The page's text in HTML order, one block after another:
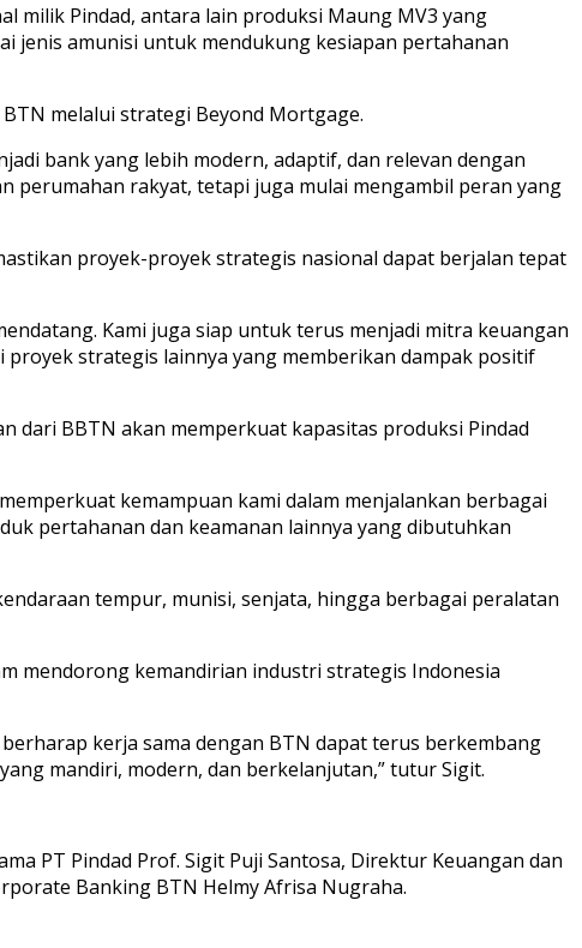
milik Pindad, antara lain produksi Maung MV3 yang
jenis amunisi untuk mendukung kesiapan pertahanan
melalui strategi Beyond Mortgage.
bank yang lebih modern, adaptif, dan relevan dengan
perumahan rakyat, tetapi juga mulai mengambil peran yang
proyek-proyek strategis nasional dapat berjalan tepat
Kami juga siap untuk terus menjadi mitra keuangan
strategis lainnya yang memberikan dampak positif
dari BBTN akan memperkuat kapasitas produksi Pindad
kemampuan kami dalam menjalankan berbagai
pertahanan dan keamanan lainnya yang dibutuhkan
tempur, munisi, senjata, hingga berbagai peralatan
mendorong kemandirian industri strategis Indonesia
kerja sama dengan BTN dapat terus berkembang
mandiri, modern, dan berkelanjutan,” tutur Sigit.
PT Pindad Prof. Sigit Puji Santosa, Direktur Keuangan dan
Banking BTN Helmy Afrisa Nugraha.